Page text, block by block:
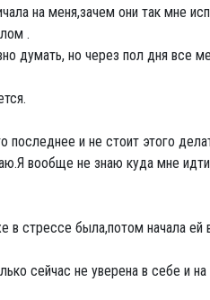
на меня,зачем они так мне
.
думать, но через пол дня все
и не стоит этого
вообще не знаю куда мне
стрессе была,потом начала ей
сейчас не уверена в себе и